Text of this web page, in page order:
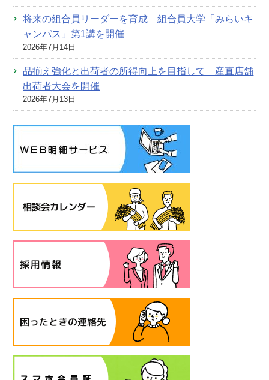
将来の組合員リーダーを育成 組合員大学「みらいキ
ャンパス」第1講を開催
2026年7月14日
品揃え強化と出荷者の所得向上を目指して 産直店舗
出荷者大会を開催
2026年7月13日